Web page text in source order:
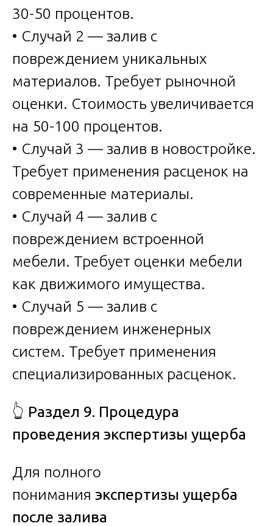
30-50 процентов.
• Случай 2 — залив с
повреждением уникальных
материалов. Требует рыночной
оценки. Стоимость увеличивается
на 50-100 процентов.
• Случай 3 — залив в новостройке.
Требует применения расценок на
современные материалы.
• Случай 4 — залив с
повреждением встроенной
мебели. Требует оценки мебели
как движимого имущества.
• Случай 5 — залив с
повреждением инженерных
систем. Требует применения
специализированных расценок.
👆 Раздел 9. Процедура
проведения экспертизы ущерба
Для полного
понимания экспертизы ущерба
после залива